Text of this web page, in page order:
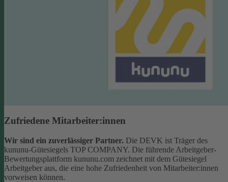
Zufriedene Mitarbeiter:innen
Wir sind ein zuverlässiger Partner. Die DEVK ist Träger des
kununu-Gütesiegels TOP COMPANY. Die führende Arbeitgeber-
Bewertungsplattform kununu.com zeichnet mit dem Gütesiegel
Arbeitgeber aus, die eine hohe Zufriedenheit von Mitarbeiter:innen
vorweisen können.